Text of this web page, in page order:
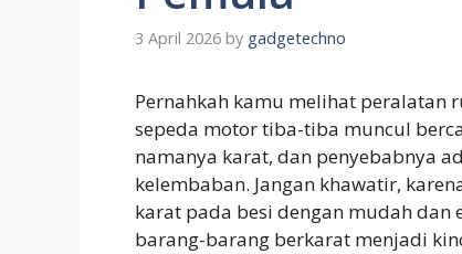
3 April 2026 by gadgetechno
Pernahkah kamu melihat peralatan
sepeda motor tiba-tiba muncul
namanya karat, dan penyebabnya
kelembaban. Jangan khawatir,
karat pada besi dengan mudah
barang-barang berkarat menjadi